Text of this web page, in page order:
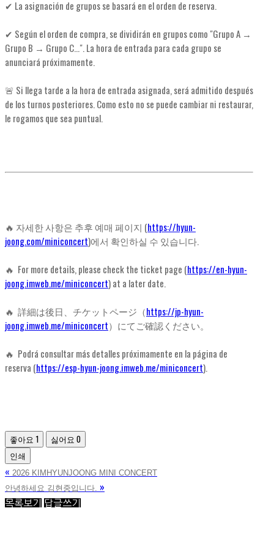
✔ La asignación de grupos se basará en el orden de reserva.
✔ Según el orden de compra, se dividirán en grupos como "Grupo A →
Grupo B → Grupo C...". La hora de entrada para cada grupo se
anunciará próximamente.
🚨 Si llega tarde a la hora de entrada asignada, será admitido después
de los turnos posteriores. Como esto no se puede cambiar ni restaurar,
le rogamos que sea puntual.
🔥 자세한 사항은 추후 예매 페이지 (https://hyun-
joong.com/miniconcert)에서 확인하실 수 있습니다.
🔥 For more details, please check the ticket page (https://en-hyun-
joong.imweb.me/miniconcert) at a later date.
🔥 詳細は後日、チケットページ（https://jp-hyun-
joong.imweb.me/miniconcert）にてご確認ください。
🔥 Podrá consultar más detalles próximamente en la página de
reserva (https://esp-hyun-joong.imweb.me/miniconcert).
좋아요 1 싫어요 0
인쇄
« 2026 KIMHYUNJOONG MINI CONCERT
안녕하세요 김현중입니다. »
목록보기 답글쓰기